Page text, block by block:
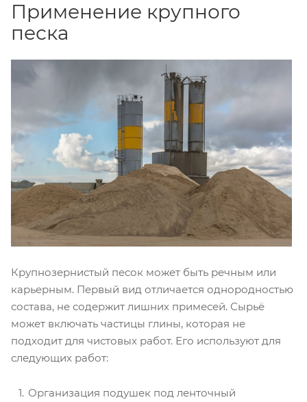
Применение крупного
песка
Крупнозернистый песок может быть речным или
карьерным. Первый вид отличается однородностью
состава, не содержит лишних примесей. Сырьё
может включать частицы глины, которая не
подходит для чистовых работ. Его используют для
следующих работ:
Организация подушек под ленточный